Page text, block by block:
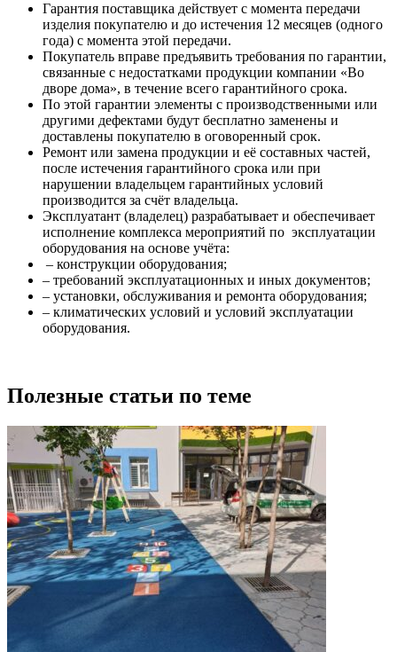
Гарантия поставщика действует с момента передачи
изделия покупателю и до истечения 12 месяцев (одного
года) с момента этой передачи.
Покупатель вправе предъявить требования по гарантии,
связанные с недостатками продукции компании «Во
дворе дома», в течение всего гарантийного срока.
По этой гарантии элементы с производственными или
другими дефектами будут бесплатно заменены и
доставлены покупателю в оговоренный срок.
Ремонт или замена продукции и её составных частей,
после истечения гарантийного срока или при
нарушении владельцем гарантийных условий
производится за счёт владельца.
Эксплуатант (владелец) разрабатывает и обеспечивает
исполнение комплекса мероприятий по эксплуатации
оборудования на основе учёта:
– конструкции оборудования;
– требований эксплуатационных и иных документов;
– установки, обслуживания и ремонта оборудования;
– климатических условий и условий эксплуатации
оборудования.
Полезные статьи по теме